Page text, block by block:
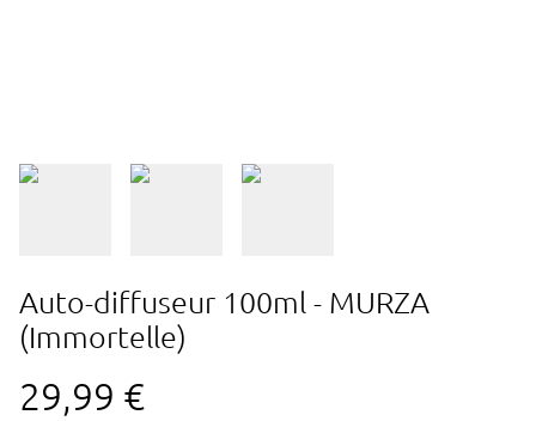
Auto-diffuseur 100ml - MURZA
(Immortelle)
29,99 €